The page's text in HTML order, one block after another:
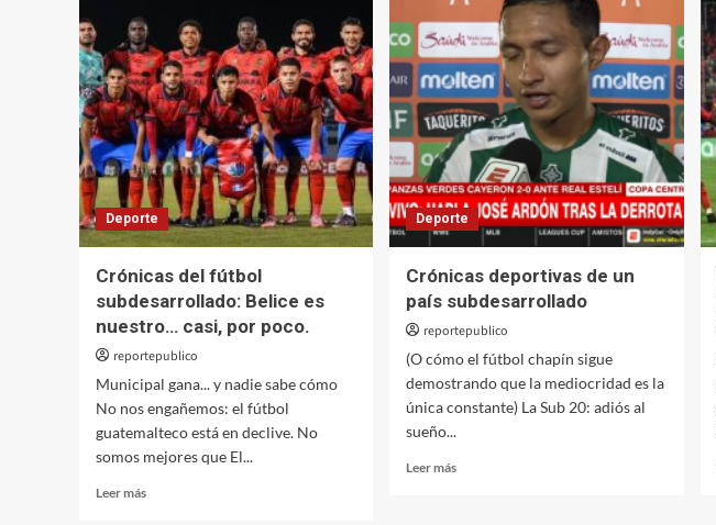
Deporte
Crónicas del fútbol
subdesarrollado: Belice es
nuestro… casi, por poco.
reportepublico
Municipal gana... y nadie sabe cómo
No nos engañemos: el fútbol
guatemalteco está en declive. No
somos mejores que El...
Leer másLeer
Deporte
Crónicas deportivas de un
país subdesarrollado
reportepublico
(O cómo el fútbol chapín sigue
demostrando que la mediocridad es la
única constante) La Sub 20: adiós al
sueño...
Leer másLeer